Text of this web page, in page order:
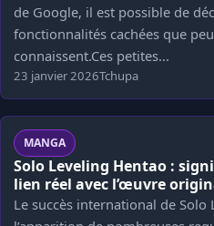
de Google, il est possible de
fonctionnalités cachées que
connaissent.Ces petites...
23 janvier 2026Tchupa
MANGA
Solo Leveling Hentao :
lien réel avec l’œuvre
Le succès international de Solo